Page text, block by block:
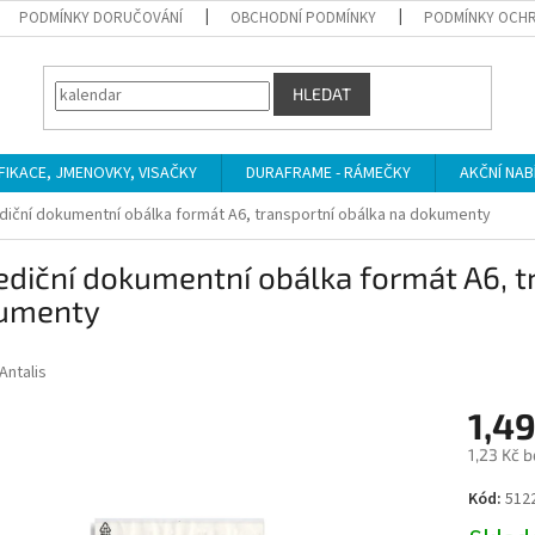
PODMÍNKY DORUČOVÁNÍ OBCHODNÍ PODMÍNKY PODMÍNKY
HLEDAT
JMENOVKY, VISAČKY DURAFRAME - RÁMEČKY AKČNÍ
dokumentní obálka formát A6, transportní obálka na dokumenty
dokumentní obálka formát A6,
Antalis
1,23 Kč
Měrná
cena:
Kód: